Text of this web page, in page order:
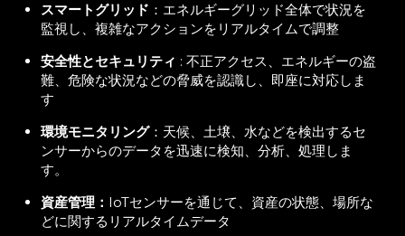
スマートグリッド ：エネルギーグリッド全体で状況を
監視し、複雑なアクションをリアルタイムで調整
安全性とセキュリティ : 不正アクセス、エネルギーの盗
難、危険な状況などの脅威を認識し、即座に対応し ま
す
環境モニタリング：天候、土壌、水などを検出するセ
ンサーからのデータを迅速に検知、分析、処理しま
す。
資産管理： IoTセンサーを通じて、資産の状態、場所な
どに関するリアルタイムデータ